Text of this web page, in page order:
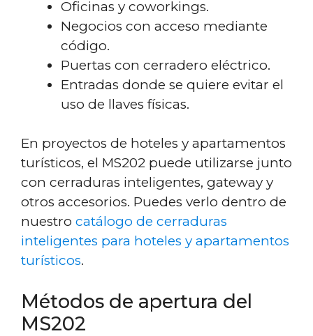
Oficinas y coworkings.
Negocios con acceso mediante
código.
Puertas con cerradero eléctrico.
Entradas donde se quiere evitar el
uso de llaves físicas.
En proyectos de hoteles y apartamentos
turísticos, el MS202 puede utilizarse junto
con cerraduras inteligentes, gateway y
otros accesorios. Puedes verlo dentro de
nuestro catálogo de cerraduras
inteligentes para hoteles y apartamentos
turísticos.
Métodos de apertura del
MS202